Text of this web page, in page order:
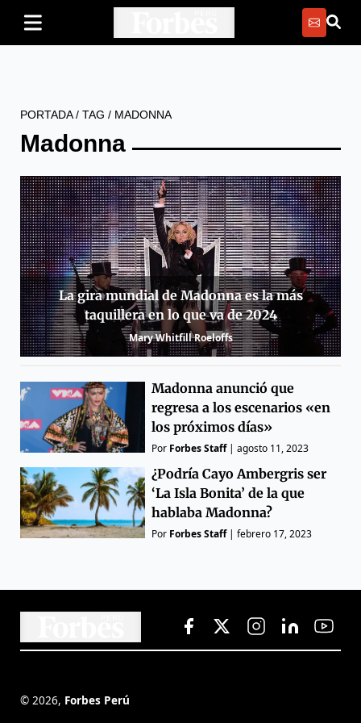
PORTADA/ TAG / MADONNA
Madonna
La gira mundial de Madonna es la más
taquillera en lo que va de 2024
Mary Whitfill Roeloffs
Madonna anunció que
regresa a los escenarios «en
los próximos días»
Por Forbes Staff|agosto 11, 2023
¿Podría Cayo Ambergris ser
‘La Isla Bonita’ de la que
hablaba Madonna?
Por Forbes Staff|febrero 17, 2023
© 2026, Forbes Perú